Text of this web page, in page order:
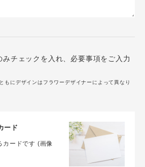
みチェックを入れ、必要事項をご入力
もにデザインはフラワーデザイナーによって異なり
ード
カードです (画像